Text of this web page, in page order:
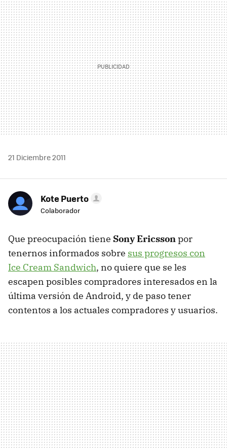
MAIL
21 Diciembre 2011
Kote Puerto
Colaborador
Que preocupación tiene Sony Ericssonpor
tenernos informados sobre sus progresos con
Ice Cream Sandwich, no quiere que se les
escapen posibles compradores interesados en la
última versión de Android, y de paso tener
contentos a los actuales compradores y usuarios.